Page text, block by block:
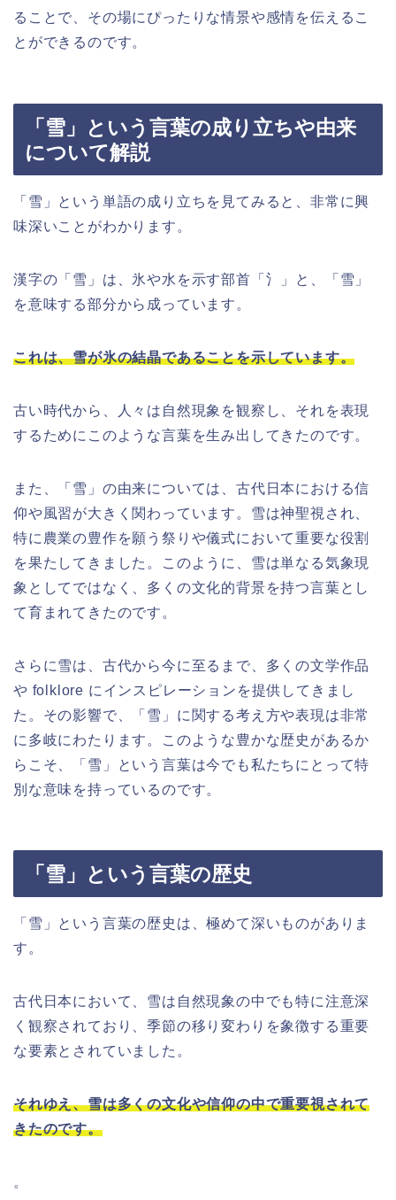
ることで、その場にぴったりな情景や感情を伝えるこ
とができるのです。
「雪」という言葉の成り立ちや由来
について解説
「雪」という単語の成り立ちを見てみると、非常に興
味深いことがわかります。
漢字の「雪」は、氷や水を示す部首「氵」と、「雪」
を意味する部分から成っています。
これは、雪が氷の結晶であることを示しています。
古い時代から、人々は自然現象を観察し、それを表現
するためにこのような言葉を生み出してきたのです。
また、「雪」の由来については、古代日本における信
仰や風習が大きく関わっています。雪は神聖視され、
特に農業の豊作を願う祭りや儀式において重要な役割
を果たしてきました。このように、雪は単なる気象現
象としてではなく、多くの文化的背景を持つ言葉とし
て育まれてきたのです。
さらに雪は、古代から今に至るまで、多くの文学作品
や folklore にインスピレーションを提供してきまし
た。その影響で、「雪」に関する考え方や表現は非常
に多岐にわたります。このような豊かな歴史があるか
らこそ、「雪」という言葉は今でも私たちにとって特
別な意味を持っているのです。
「雪」という言葉の歴史
「雪」という言葉の歴史は、極めて深いものがありま
す。
古代日本において、雪は自然現象の中でも特に注意深
く観察されており、季節の移り変わりを象徴する重要
な要素とされていました。
それゆえ、雪は多くの文化や信仰の中で重要視されて
きたのです。
。